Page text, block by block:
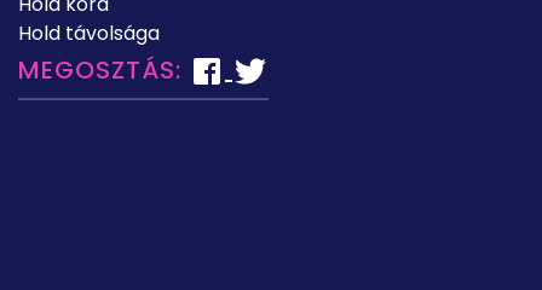
Hold távolsága
MEGOSZTÁS: